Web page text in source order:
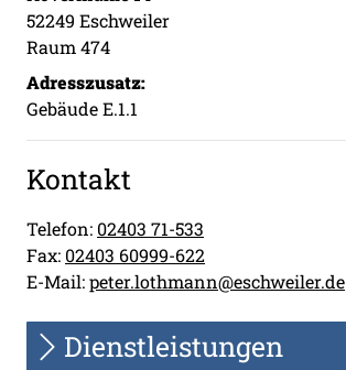
52249 Eschweiler
Raum 474
Adresszusatz:
Gebäude E.1.1
Kontakt
Telefon: 02403 71-533
Fax: 02403 60999-622
E-Mail:peter.lothmann@eschweiler.de
Dienstleistungen